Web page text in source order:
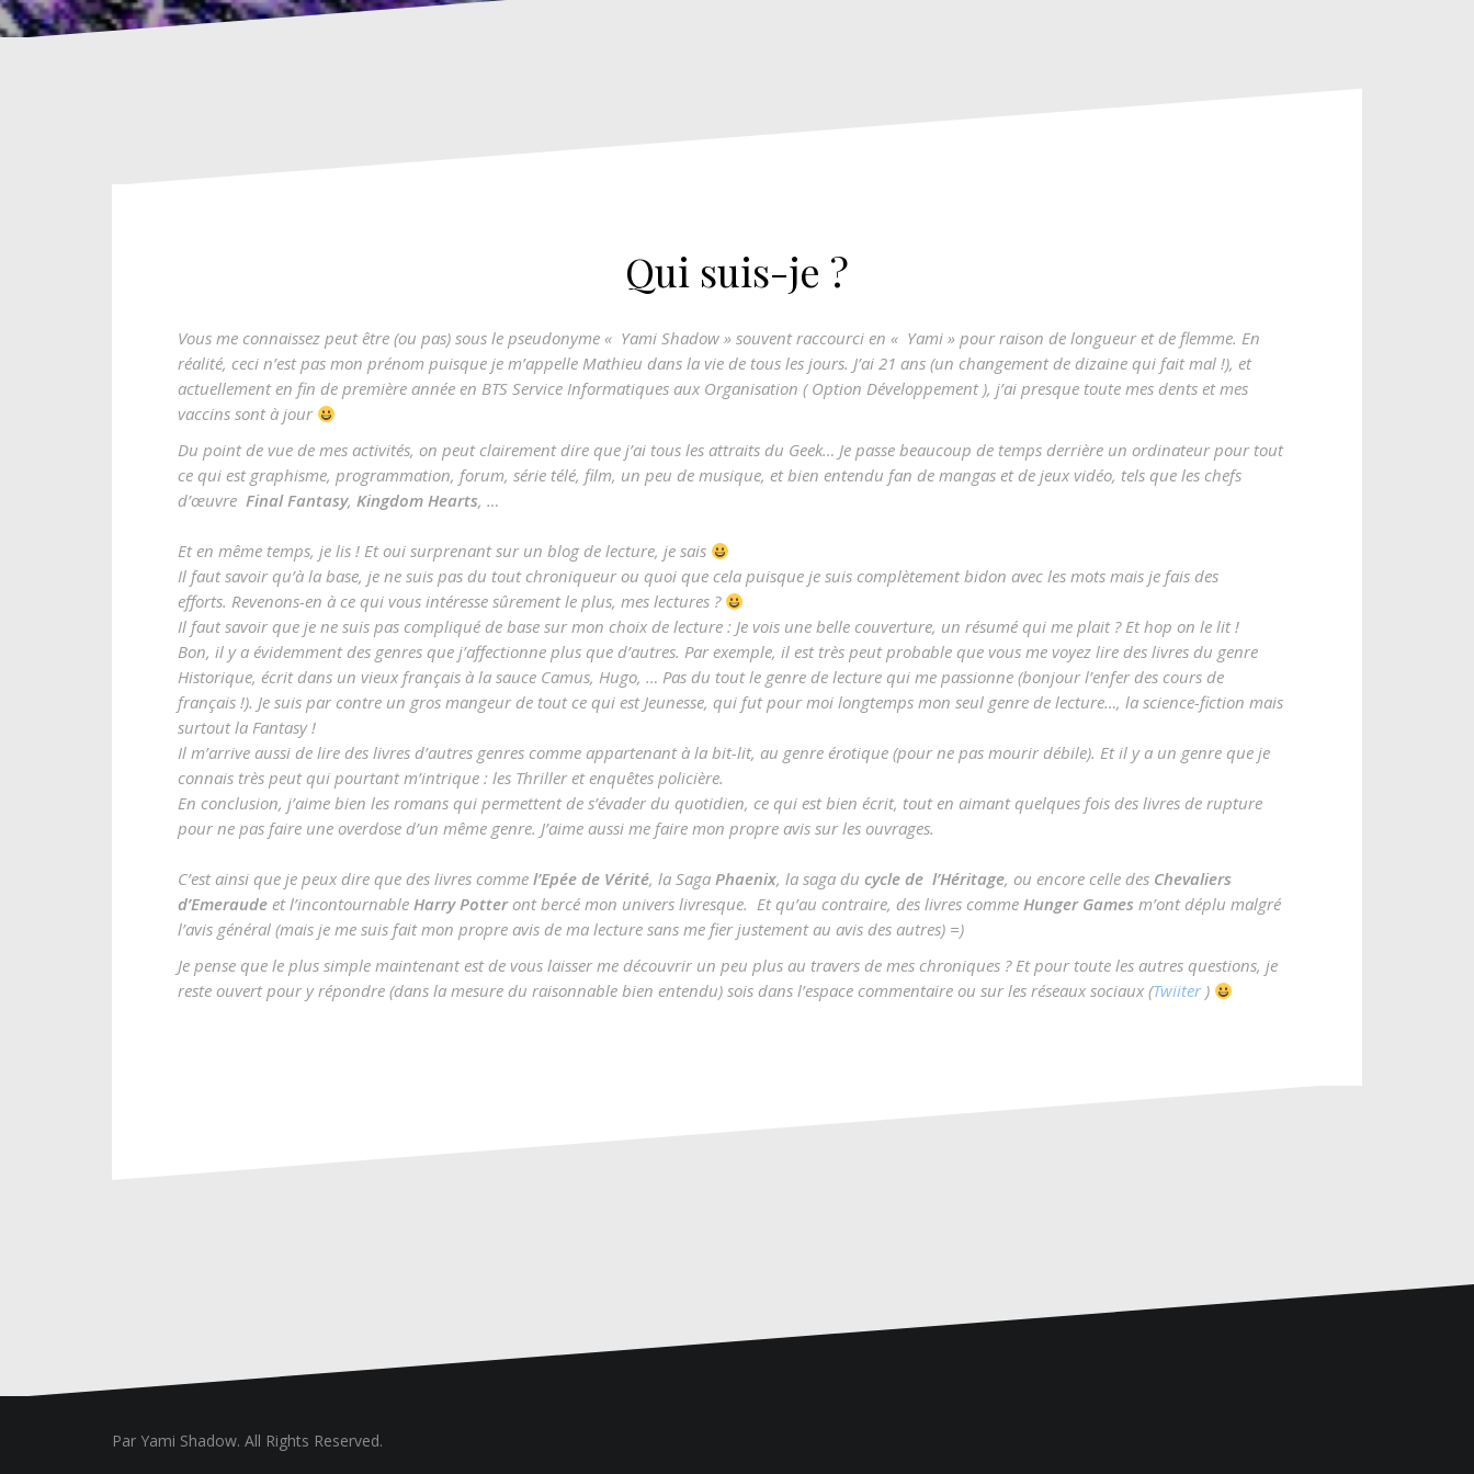
Qui suis-je ?
Vous me connaissez peut être (ou pas) sous le pseudonyme « Yami Shadow » souvent raccourci en « Yami » pour raison de longueur et de flemme. En
réalité, ceci n’est pas mon prénom puisque je m’appelle Mathieu dans la vie de tous les jours. J’ai 21 ans (un changement de dizaine qui fait mal !), et
actuellement en fin de première année en BTS Service Informatiques aux Organisation ( Option Développement ), j’ai presque toute mes dents et mes
vaccins sont à jour
Du point de vue de mes activités, on peut clairement dire que j’ai tous les attraits du Geek… Je passe beaucoup de temps derrière un ordinateur pour tout
ce qui est graphisme, programmation, forum, série télé, film, un peu de musique, et bien entendu fan de mangas et de jeux vidéo, tels que les chefs
d’œuvre Final Fantasy, Kingdom Hearts, …
Et en même temps, je lis ! Et oui surprenant sur un blog de lecture, je sais
Il faut savoir qu’à la base, je ne suis pas du tout chroniqueur ou quoi que cela puisque je suis complètement bidon avec les mots mais je fais des
efforts. Revenons-en à ce qui vous intéresse sûrement le plus, mes lectures ?
Il faut savoir que je ne suis pas compliqué de base sur mon choix de lecture : Je vois une belle couverture, un résumé qui me plait ? Et hop on le lit !
Bon, il y a évidemment des genres que j’affectionne plus que d’autres. Par exemple, il est très peut probable que vous me voyez lire des livres du genre
Historique, écrit dans un vieux français à la sauce Camus, Hugo, … Pas du tout le genre de lecture qui me passionne (bonjour l’enfer des cours de
français !). Je suis par contre un gros mangeur de tout ce qui est Jeunesse, qui fut pour moi longtemps mon seul genre de lecture…, la science-fiction mais
surtout la Fantasy !
Il m’arrive aussi de lire des livres d’autres genres comme appartenant à la bit-lit, au genre érotique (pour ne pas mourir débile). Et il y a un genre que je
connais très peut qui pourtant m’intrique : les Thriller et enquêtes policière.
En conclusion, j’aime bien les romans qui permettent de s’évader du quotidien, ce qui est bien écrit, tout en aimant quelques fois des livres de rupture
pour ne pas faire une overdose d’un même genre. J’aime aussi me faire mon propre avis sur les ouvrages.
C’est ainsi que je peux dire que des livres comme l’Epée de Vérité, la Saga Phaenix, la saga du cycle de l’Héritage, ou encore celle des Chevaliers
d’Emeraude et l’incontournable Harry Potteront bercé mon univers livresque. Et qu’au contraire, des livres comme Hunger Games m’ont déplu malgré
l’avis général (mais je me suis fait mon propre avis de ma lecture sans me fier justement au avis des autres) =)
Je pense que le plus simple maintenant est de vous laisser me découvrir un peu plus au travers de mes chroniques ? Et pour toute les autres questions, je
reste ouvert pour y répondre (dans la mesure du raisonnable bien entendu) sois dans l’espace commentaire ou sur les réseaux sociaux (Twiiter)
Par Yami Shadow. All Rights Reserved.